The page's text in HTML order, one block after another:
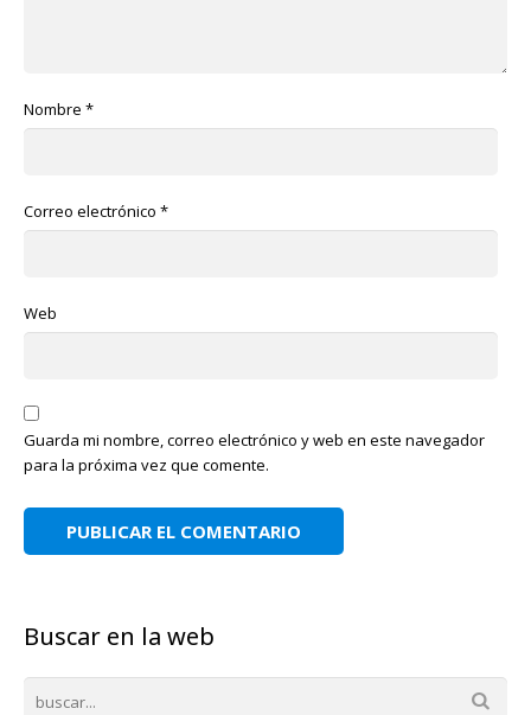
Nombre *
Correo electrónico *
Web
Guarda mi nombre, correo electrónico y web en este navegador
para la próxima vez que comente.
Buscar en la web